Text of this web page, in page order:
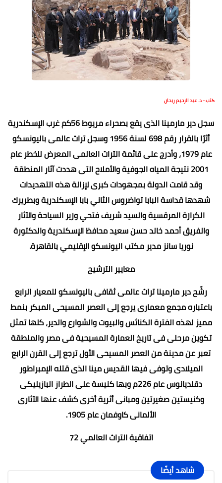
كتب - د. عبد الرحيم ريحان
سجل دير مارمينا الذى يقع بصحراء مريوط 56كم غرب الإسكندرية
أثرًا بالقرار رقم 698 لسنة 1956 وسجل تراث عالمى باليونسكو
عام 1979، وأدرج على قائمة التراث العالمى المعرض للخطر عام
2001 نتيجة المياه الجوفية والأملاح التى هددت آثار المنطقة
وقد قامت الدولة بمجهودات كبرى لإزالة هذه التهديدات
شهدها قداسة البابا تواضروس الثاني بابا الإسكندرية وبطريرك
الكرازة المرقسية والسيد شريف فتحي وزير السياحة والآثار
والفريق أحمد خالد حسن سعيد محافظ الإسكندرية والدكتورة
نوريا سانز مدير مكتب اليونسكو الإقليمي بالقاهرة.
معايير الترشيح
رشّح دير مارمينا تراث عالمى ثقافى باليونسكو للمعيار الرابع
باعتباره مجمع معمارى يرجع إلى العصر المسيحى المبكر بنمط
مميز لهذه الفترة الكنائس والبيوت والشوارع والدير، كلها تمثل
تكوين مرحلى فى تاريخ العمارة المسيحية فى مصر والمنطقة
تعبر عن مدينة من العصر المسيحى الأول ترجع إلى القرن الرابع
الميلادى وتوفى فيها القديس مينا الذى قتله الإمبراطور
دقلديانوس عام 226م وبها كنيسة على الطراز البازيليكى
وكنيستين صغيرتين ومبانى أثرية أخرى كشف عنها الآثارى
الألمانى كاوفمان عام 1905.
اتفاقية التراث العالمي 72
شاهد أيضًا